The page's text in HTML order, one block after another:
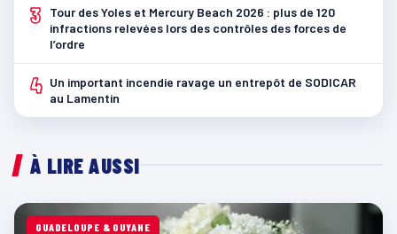
3
Tour des Yoles et Mercury Beach 2026 : plus de 120
infractions relevées lors des contrôles des forces de
l’ordre
4 Un important incendie ravage un entrepôt de SODICAR
au Lamentin
À LIRE AUSSI
GUADELOUPE & GUYANE